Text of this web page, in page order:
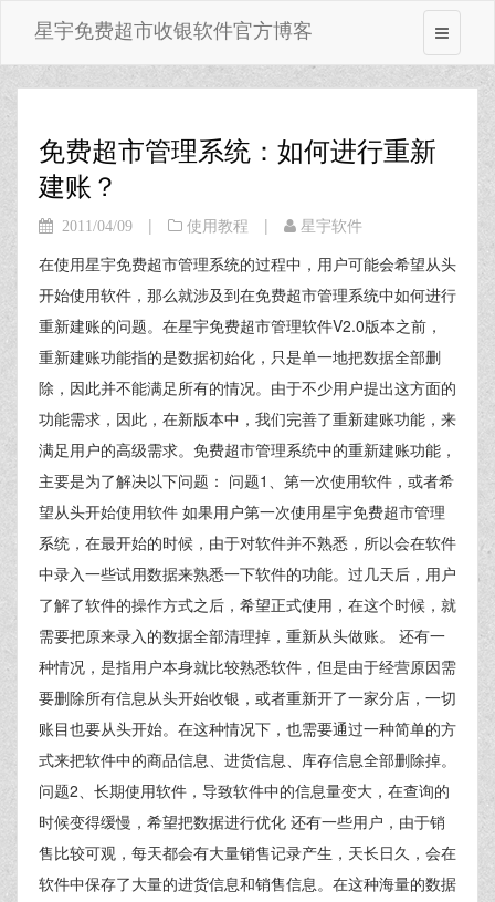
星宇免费超市收银软件官方博客
免费超市管理系统：如何进行重新
建账？
2011/04/09 | 使用教程 | 星宇软件
在使用星宇免费超市管理系统的过程中，用户可能会希望从头
开始使用软件，那么就涉及到在免费超市管理系统中如何进行
重新建账的问题。在星宇免费超市管理软件V2.0版本之前，
重新建账功能指的是数据初始化，只是单一地把数据全部删
除，因此并不能满足所有的情况。由于不少用户提出这方面的
功能需求，因此，在新版本中，我们完善了重新建账功能，来
满足用户的高级需求。免费超市管理系统中的重新建账功能，
主要是为了解决以下问题： 问题1、第一次使用软件，或者希
望从头开始使用软件 如果用户第一次使用星宇免费超市管理
系统，在最开始的时候，由于对软件并不熟悉，所以会在软件
中录入一些试用数据来熟悉一下软件的功能。过几天后，用户
了解了软件的操作方式之后，希望正式使用，在这个时候，就
需要把原来录入的数据全部清理掉，重新从头做账。 还有一
种情况，是指用户本身就比较熟悉软件，但是由于经营原因需
要删除所有信息从头开始收银，或者重新开了一家分店，一切
账目也要从头开始。在这种情况下，也需要通过一种简单的方
式来把软件中的商品信息、进货信息、库存信息全部删除掉。
问题2、长期使用软件，导致软件中的信息量变大，在查询的
时候变得缓慢，希望把数据进行优化 还有一些用户，由于销
售比较可观，每天都会有大量销售记录产生，天长日久，会在
软件中保存了大量的进货信息和销售信息。在这种海量的数据